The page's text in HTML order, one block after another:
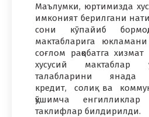
Маълумки, юртимизда
имконият берилгани
сони кўпайиб
мактабларига
соғлом рақобатга
хусусий мактаблар
талабларини янада
кредит, солиқ ва
қўшимча
таклифлар билдирилди.